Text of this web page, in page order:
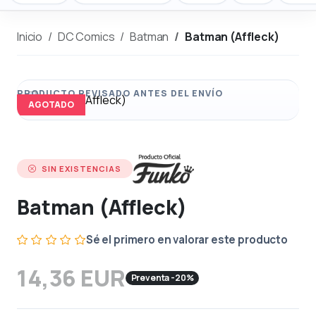
Inicio DC Comics Batman Batman (Affleck)
AGOTADO
SIN EXISTENCIAS
Batman (Affleck)
Sé el primero en valorar este producto
14,36 EUR Preventa -20%